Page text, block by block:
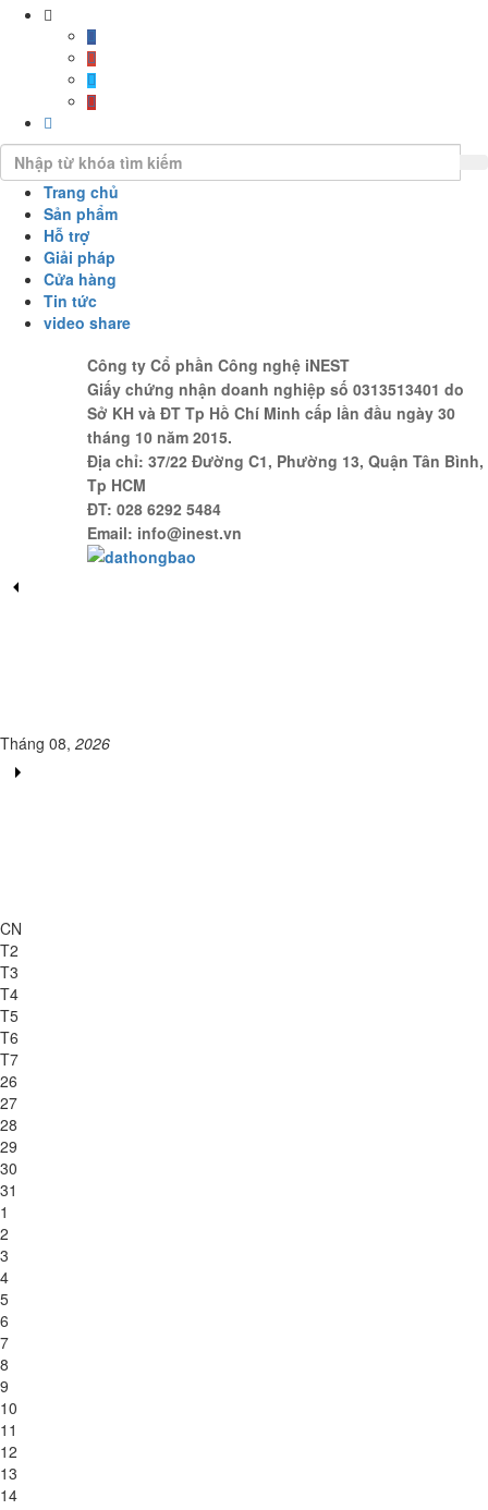
Trang chủ
Sản phẩm
Hỗ trợ
Giải pháp
Cửa hàng
Tin tức
video share
Công ty Cổ phần Công nghệ iNEST
Giấy chứng nhận doanh nghiệp số 0313513401 do
Sở KH và ĐT Tp Hồ Chí Minh cấp lần đầu ngày 30
tháng 10 năm 2015.
Địa chỉ: 37/22 Đường C1, Phường 13, Quận Tân Bình,
Tp HCM
ĐT: 028 6292 5484
Email: info@inest.vn
Tháng 08, 2026
CN
T2
T3
T4
T5
T6
T7
26
27
28
29
30
31
1
2
3
4
5
6
7
8
9
10
11
12
13
14